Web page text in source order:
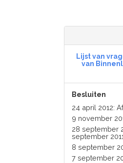
Lijst van
van
Besluiten
24 april 2012:
9 november
28 september
september
8 september
7 september